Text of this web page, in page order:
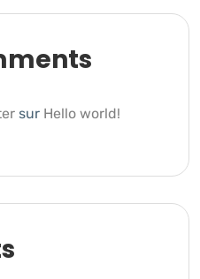
sur Hello world!